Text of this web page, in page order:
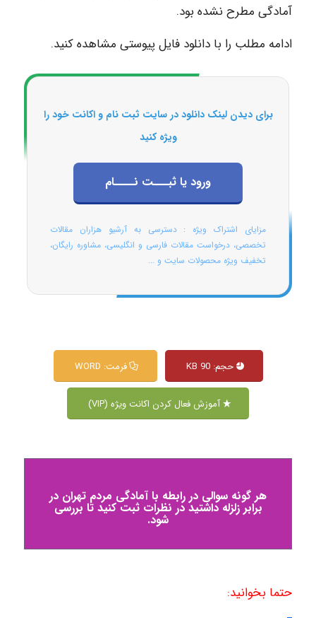
آمادگی مطرح نشده بود.
ادامه مطلب را با دانلود فایل پیوستی مشاهده کنید.
برای دیدن لینک دانلود در سایت ثبت نام و اکانت خود را
ویژه کنید
ورود یا ثبـــت نــــام
مزایای اشتراک ویژه : دسترسی به آرشیو هزاران مقالات
تخصصی، درخواست مقالات فارسی و انگلیسی، مشاوره رایگان،
تخفیف ویژه محصولات سایت و ...
حجم: 90 KB فرمت: WORD
آموزش فعال کردن اکانت ویژه (VIP)
هر گونه سوالی در رابطه با آمادگی مردم تهران در
برابر زلزله داشتید در نظرات ثبت کنید تا بررسی
شود.
حتما بخوانید: